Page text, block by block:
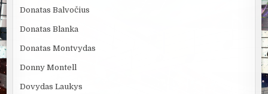
Donatas Balvočius
Donatas Blanka
Donatas Montvydas
Donny Montell
Dovydas Laukys